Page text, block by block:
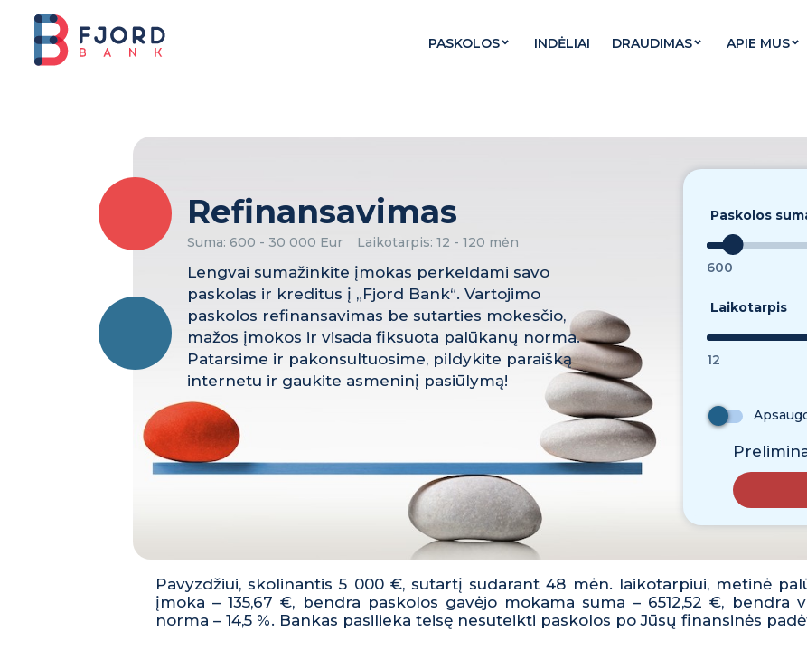
PASKOLOS INDĖLIAI DRAUDIMAS APIE MUS
Refinansavimas
Suma: 600 - 30 000 Eur Laikotarpis: 12 - 120 mėn
Lengvai sumažinkite įmokas perkeldami savo
paskolas ir kreditus į „Fjord Bank“. Vartojimo
paskolos refinansavimas be sutarties mokesčio,
mažos įmokos ir visada fiksuota palūkanų norma.
Patarsime ir pakonsultuosime, pildykite paraišką
internetu ir gaukite asmeninį pasiūlymą!
Paskolos
600
Laikotarpis
12
Pavyzdžiui, skolinantis 5 000 €, sutartį sudarant 48 mėn. laikotarpiui, metinė
įmoka – 135,67 €, bendra paskolos gavėjo mokama suma – 6512,52 €,
norma – 14,5 %. Bankas pasilieka teisę nesuteikti paskolos po Jūsų finansinės